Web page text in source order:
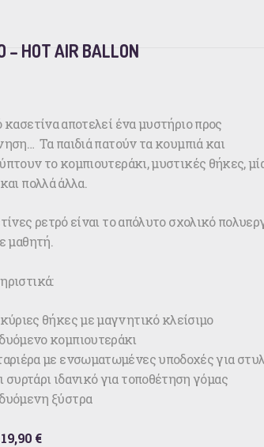
– HOT AIR BALLON
αποτελεί ένα μυστήριο προς
Τα παιδιά πατούν τα κουμπιά και
το κομπιουτεράκι, μυστικές θήκες,
πολλά άλλα.
ρετρό είναι το απόλυτο σχολικό
μαθητή.
θήκες με μαγνητικό κλείσιμο
κομπιουτεράκι
με ενσωματωμένες υποδοχές για
συρτάρι ιδανικό για τοποθέτηση γόμας
ξύστρα
€